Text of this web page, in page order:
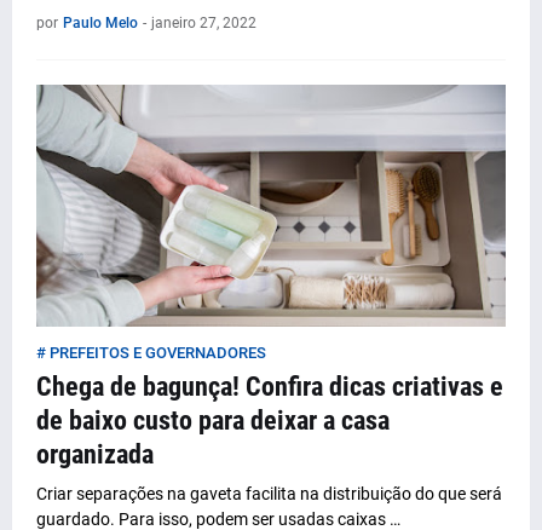
por Paulo Melo - janeiro 27, 2022
# PREFEITOS E GOVERNADORES
Chega de bagunça! Confira dicas criativas e
de baixo custo para deixar a casa
organizada
Criar separações na gaveta facilita na distribuição do que será
guardado. Para isso, podem ser usadas caixas …